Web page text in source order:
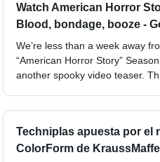
Watch American Horror
Blood, bondage, booze -
We’re less than a week away
“American Horror Story”
another spooky video teaser.
Techniplas apuesta por el
ColorForm de